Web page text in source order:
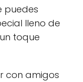
puedes
lleno de
toque
con amigos